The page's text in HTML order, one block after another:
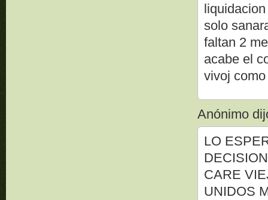
solo
faltan 2
acabe el
vivoj
Anónimo
LO
CARE
UNIDOS